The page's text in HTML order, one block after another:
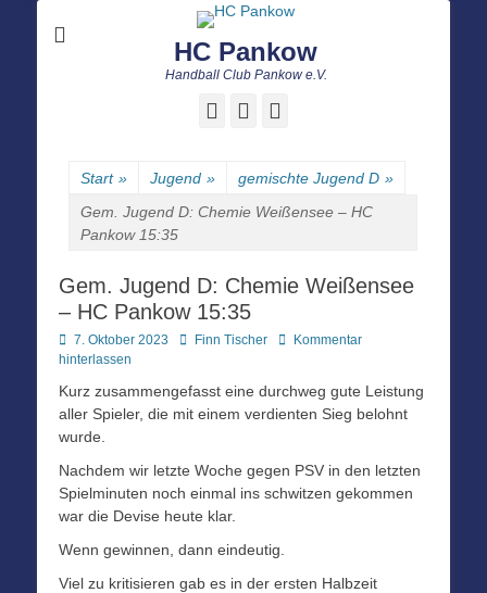
HC Pankow
Handball Club Pankow e.V.
Facebook
Start » Jugend » gemischte Jugend D »
Gem. Jugend D: Chemie Weißensee – HC
Pankow 15:35
Gem. Jugend D: Chemie Weißensee
– HC Pankow 15:35
Posted
on
7. Oktober 2023 AutorFinn Tischer
Kommentar
hinterlassen
Kurz zusammengefasst eine durchweg gute Leistung
aller Spieler, die mit einem verdienten Sieg belohnt
wurde.
Nachdem wir letzte Woche gegen PSV in den letzten
Spielminuten noch einmal ins schwitzen gekommen
war die Devise heute klar.
Wenn gewinnen, dann eindeutig.
Viel zu kritisieren gab es in der ersten Halbzeit